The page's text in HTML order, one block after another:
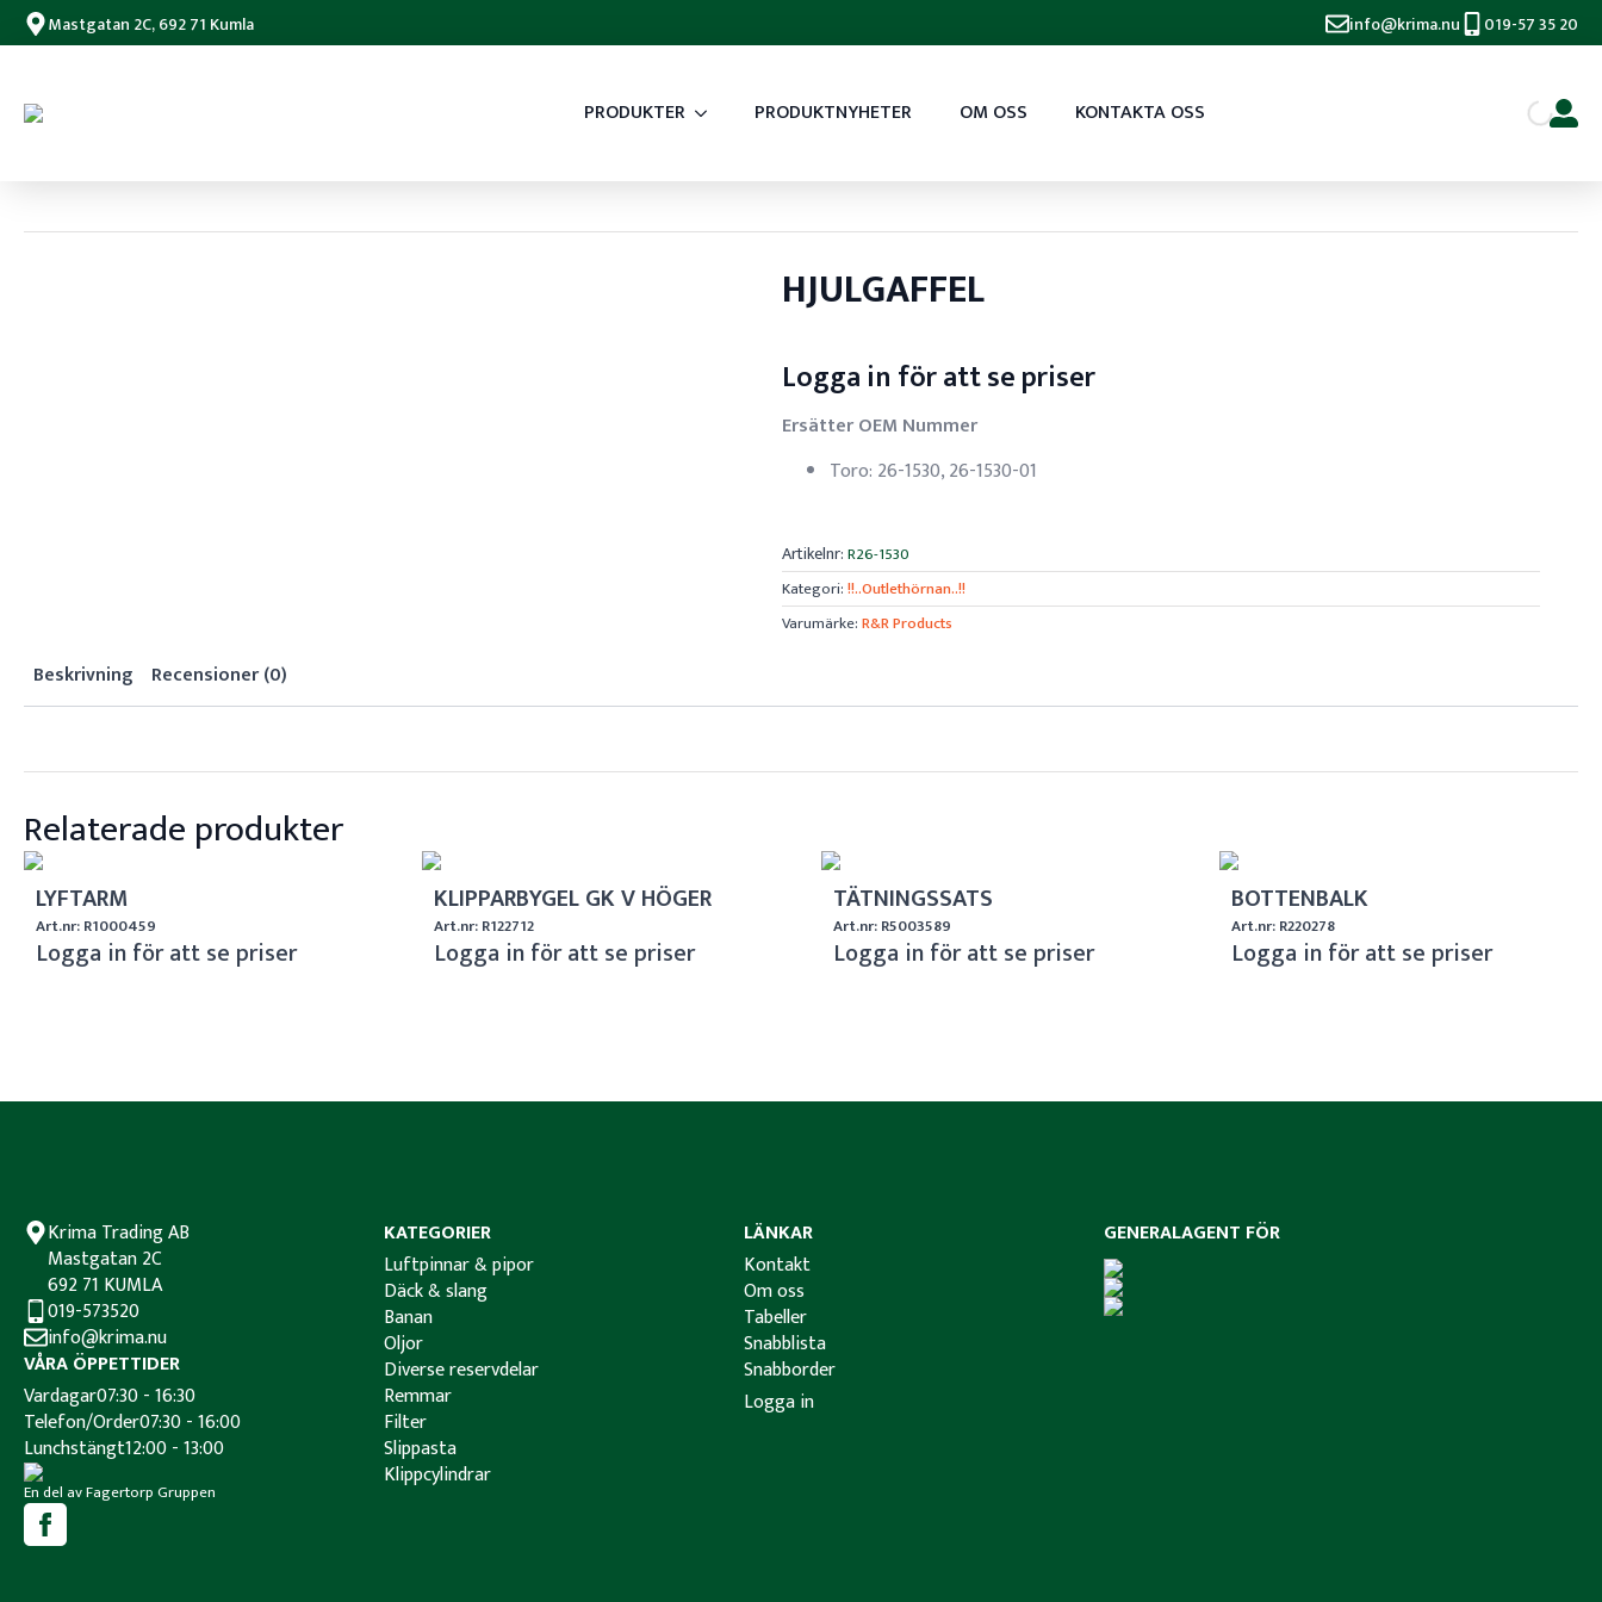
Mastgatan 2C, 692 71 Kumla info@krima.nu 019-57 35 20
PRODUKTER PRODUKTNYHETER OM OSS KONTAKTA OSS
HJULGAFFEL
Logga in för att se priser
Ersätter OEM Nummer
Toro: 26-1530, 26-1530-01
Artikelnr:R26-1530
Kategori:!!..Outlethörnan..!!
Varumärke:R&R Products
Beskrivning Recensioner (0)
Relaterade produkter
LYFTARM
Art.nr: R1000459
Logga in för att se priser
KLIPPARBYGEL GK V HÖGER
Art.nr: R122712
Logga in för att se priser
TÄTNINGSSATS
Art.nr: R5003589
Logga in för att se priser
BOTTENBALK
Art.nr: R220278
Logga in för att se priser
Krima Trading AB
Mastgatan 2C
692 71 KUMLA
019-573520
info@krima.nu
VÅRA ÖPPETTIDER
Vardagar07:30 - 16:30
Telefon/Order07:30 - 16:00
Lunchstängt12:00 - 13:00
En del av Fagertorp Gruppen
KATEGORIER
Luftpinnar & pipor
Däck & slang
Banan
Oljor
Diverse reservdelar
Remmar
Filter
Slippasta
Klippcylindrar
LÄNKAR
Kontakt
Om oss
Tabeller
Snabblista
Snabborder
Logga in
GENERALAGENT FÖR